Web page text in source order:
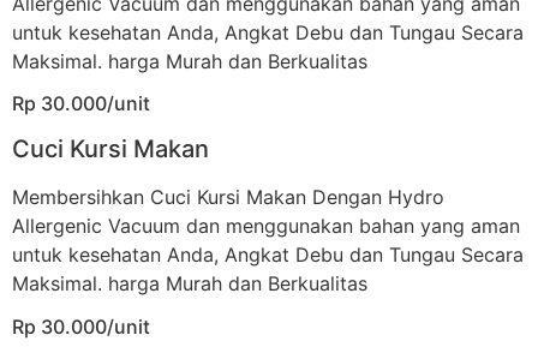
untuk kesehatan Anda, Angkat Debu dan Tungau Secara
Maksimal. harga Murah dan Berkualitas
Rp 30.000/unit
Cuci Kursi Makan
Membersihkan Cuci Kursi Makan Dengan Hydro
Allergenic Vacuum dan menggunakan bahan yang aman
untuk kesehatan Anda, Angkat Debu dan Tungau Secara
Maksimal. harga Murah dan Berkualitas
Rp 30.000/unit